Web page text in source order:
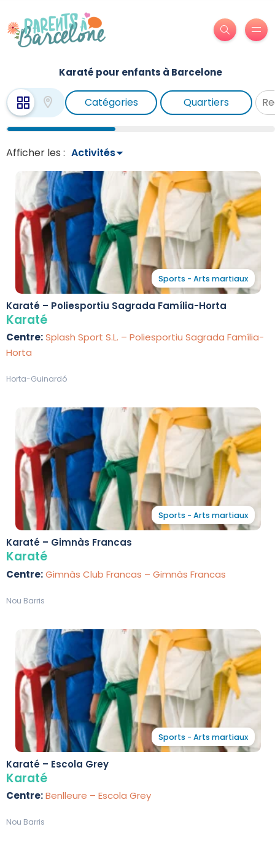
Karaté pour enfants à Barcelone
Catégories Quartiers
Afficher les :
Sports - Arts martiaux
Karaté – Poliesportiu Sagrada Família-Horta
Karaté
Centre:Splash Sport S.L. – Poliesportiu Sagrada Família-
Horta
Horta-Guinardó
Sports - Arts martiaux
Karaté – Gimnàs Francas
Karaté
Centre:Gimnàs Club Francas – Gimnàs Francas
Nou Barris
Sports - Arts martiaux
Karaté – Escola Grey
Karaté
Centre:Benlleure – Escola Grey
Nou Barris